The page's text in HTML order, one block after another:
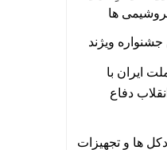
ها
ویژند
ایران با
دفاع
ها و تجهیزات